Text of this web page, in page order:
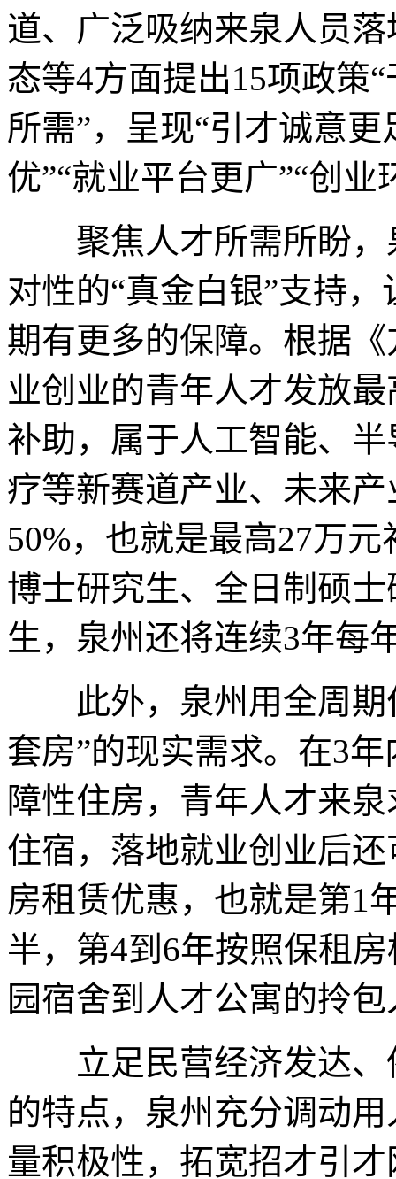
道、广泛吸纳来泉人员
态等4方面提出15项政策
所需”，呈现“引才诚意
优”“就业平台更广”“创
聚焦人才所需所盼，
对性的“真金白银”支持
期有更多的保障。根据
业创业的青年人才发放
补助，属于人工智能、
疗等新赛道产业、未来
50%，也就是最高27万
博士研究生、全日制硕
生，泉州还将连续3年每
此外，泉州用全周期
套房”的现实需求。在3
障性住房，青年人才来
住宿，落地就业创业后
房租赁优惠，也就是第1
半，第4到6年按照保租
园宿舍到人才公寓的拎
立足民营经济发达、
的特点，泉州充分调动
量积极性，拓宽招才引